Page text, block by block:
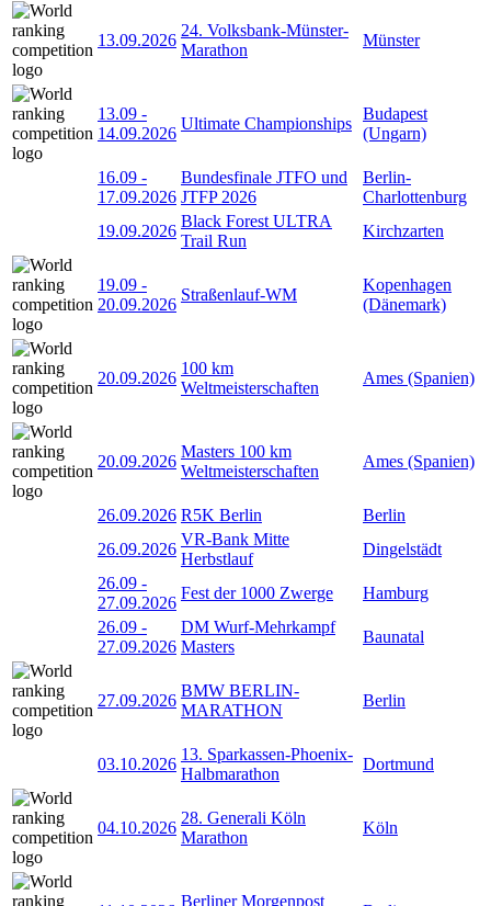
13.09.2026
24. Volksbank-Münster-
Marathon
Münster
13.09 -
14.09.2026
Ultimate Championships
Budapest
(Ungarn)
16.09 -
17.09.2026
Bundesfinale JTFO und
JTFP 2026
Berlin-
Charlottenburg
19.09.2026
Black Forest ULTRA
Trail Run
Kirchzarten
19.09 -
20.09.2026
Straßenlauf-WM
Kopenhagen
(Dänemark)
20.09.2026
100 km
Weltmeisterschaften
Ames (Spanien)
20.09.2026
Masters 100 km
Weltmeisterschaften
Ames (Spanien)
26.09.2026 R5K Berlin
Berlin
26.09.2026
VR-Bank Mitte
Herbstlauf
Dingelstädt
26.09 -
27.09.2026
Fest der 1000 Zwerge
Hamburg
26.09 -
27.09.2026
DM Wurf-Mehrkampf
Masters
Baunatal
27.09.2026
BMW BERLIN-
MARATHON
Berlin
03.10.2026
13. Sparkassen-Phoenix-
Halbmarathon
Dortmund
04.10.2026
28. Generali Köln
Marathon
Köln
Berliner Morgenpost